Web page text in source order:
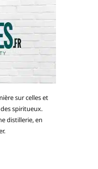
sur celles et
spiritueux.
distillerie, en